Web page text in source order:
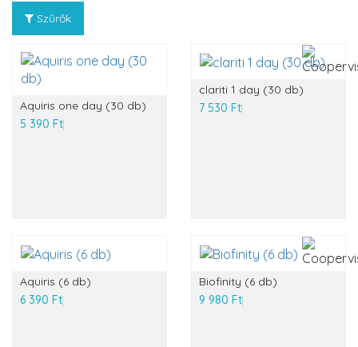
Szűrők
Aquiris one day (30 db)
5 390 Ft
clariti 1 day (30 db)
7 530 Ft
Aquiris (6 db)
6 390 Ft
Biofinity (6 db)
9 980 Ft